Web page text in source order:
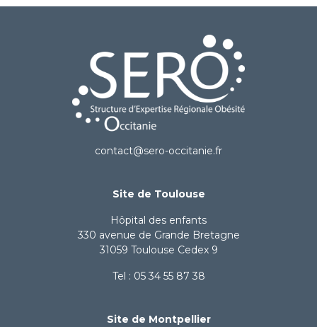
contact@sero-occitanie.fr
Site de Toulouse
Hôpital des enfants
330 avenue de Grande Bretagne
31059 Toulouse Cedex 9
Tel : 05 34 55 87 38
Site de Montpellier